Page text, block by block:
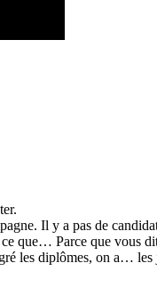
Il y a pas de
que… Parce que vous
les diplômes, on a…